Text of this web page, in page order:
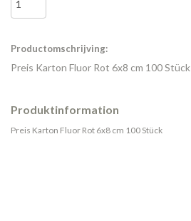
Productomschrijving:
Preis Karton Fluor Rot 6x8 cm 100 Stück
Produktinformation
Preis Karton Fluor Rot 6x8 cm 100 Stück